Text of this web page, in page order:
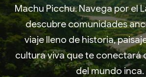
Machu Picchu. Navega por el
descubre comunidades
viaje lleno de historia,
cultura viva que te conectará
del mundo inca.